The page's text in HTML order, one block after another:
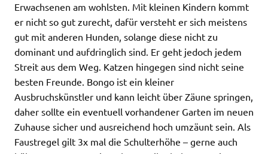
Erwachsenen am wohlsten. Mit kleinen Kindern kommt
er nicht so gut zurecht, dafür versteht er sich meistens
gut mit anderen Hunden, solange diese nicht zu
dominant und aufdringlich sind. Er geht jedoch jedem
Streit aus dem Weg. Katzen hingegen sind nicht seine
besten Freunde. Bongo ist ein kleiner
Ausbruchskünstler und kann leicht über Zäune springen,
daher sollte ein eventuell vorhandener Garten im neuen
Zuhause sicher und ausreichend hoch umzäunt sein. Als
Faustregel gilt 3x mal die Schulterhöhe – gerne auch